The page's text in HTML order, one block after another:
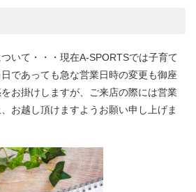
いて・・・現在A-SPORTSでは子育て
であっても急な営業日時の変更も御座
お掛けしますが、ご来店の際には営業
お越し頂けますようお願い申し上げま